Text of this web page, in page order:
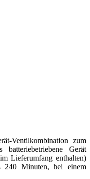
Ventilkombination zum
Gerät
Lieferumfang enthalten)
240 Minuten, bei einem